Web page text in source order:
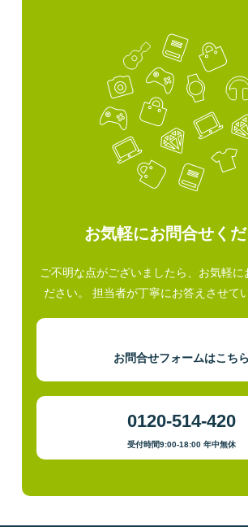
お気軽にお問合せく
ご不明な点がございましたら、お気軽に
ださい。 担当者が丁寧にお答えさせて
お問合せフォームはこちら
0120-514-420
受付時間9:00-18:00 年中無休